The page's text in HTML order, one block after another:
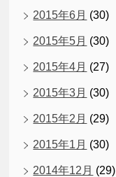
2015年6月 (30)
2015年5月 (30)
2015年4月 (27)
2015年3月 (30)
2015年2月 (29)
2015年1月 (30)
2014年12月 (29)